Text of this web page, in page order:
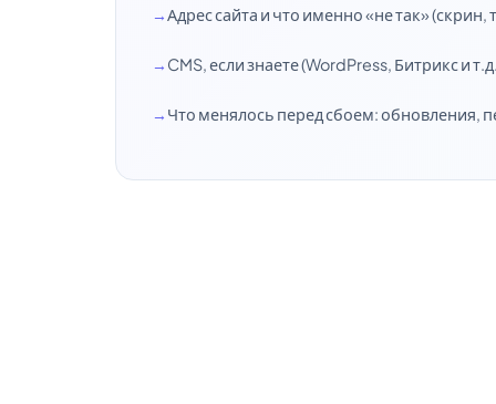
Адрес сайта и что именно «не так» (скрин,
CMS, если знаете (WordPress, Битрикс и
Что менялось перед сбоем: обновления,